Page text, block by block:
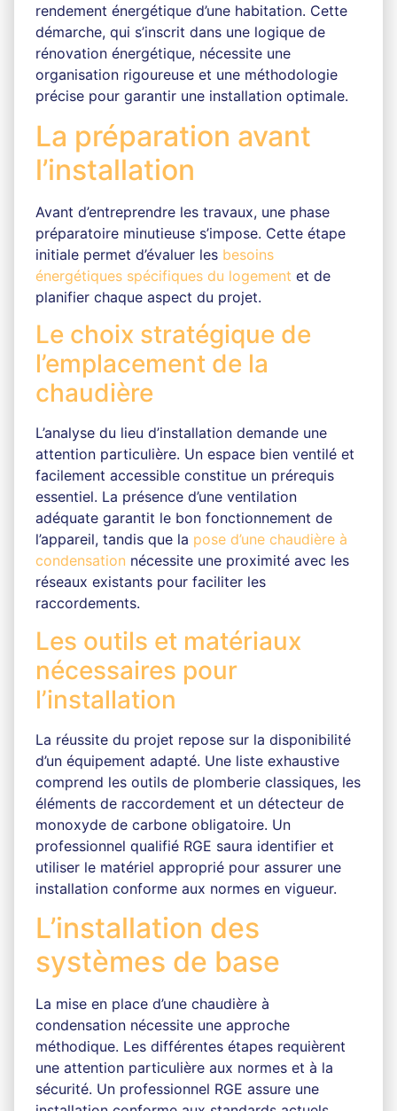
rendement énergétique d’une habitation. Cette
démarche, qui s’inscrit dans une logique de
rénovation énergétique, nécessite une
organisation rigoureuse et une méthodologie
précise pour garantir une installation optimale.
La préparation avant
l’installation
Avant d’entreprendre les travaux, une phase
préparatoire minutieuse s’impose. Cette étape
initiale permet d’évaluer les besoins
énergétiques spécifiques du logement et de
planifier chaque aspect du projet.
Le choix stratégique de
l’emplacement de la
chaudière
L’analyse du lieu d’installation demande une
attention particulière. Un espace bien ventilé et
facilement accessible constitue un prérequis
essentiel. La présence d’une ventilation
adéquate garantit le bon fonctionnement de
l’appareil, tandis que la pose d’une chaudière à
condensation nécessite une proximité avec les
réseaux existants pour faciliter les
raccordements.
Les outils et matériaux
nécessaires pour
l’installation
La réussite du projet repose sur la disponibilité
d’un équipement adapté. Une liste exhaustive
comprend les outils de plomberie classiques, les
éléments de raccordement et un détecteur de
monoxyde de carbone obligatoire. Un
professionnel qualifié RGE saura identifier et
utiliser le matériel approprié pour assurer une
installation conforme aux normes en vigueur.
L’installation des
systèmes de base
La mise en place d’une chaudière à
condensation nécessite une approche
méthodique. Les différentes étapes requièrent
une attention particulière aux normes et à la
sécurité. Un professionnel RGE assure une